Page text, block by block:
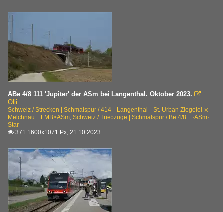
ABe 4/8 111 'Jupiter' der ASm bei Langenthal. Oktober 2023. 
Olli
Schweiz / Strecken | Schmalspur / 414 Langenthal – St. Urban Ziegelei ⨯
Melchnau LMB>ASm, Schweiz / Triebzüge | Schmalspur / Be 4/8 ·ASm·
Star
 371 1600x1071 Px, 21.10.2023